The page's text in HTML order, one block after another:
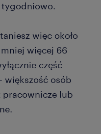
tygodniowo.
więc około
więcej 66
część
większość osób
pracownicze lub